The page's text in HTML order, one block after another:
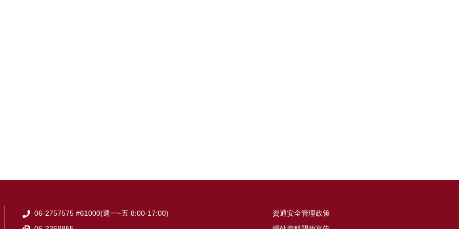
06-2757575 #61000(週一~五 8:00-17:00)
資通安全管理政策